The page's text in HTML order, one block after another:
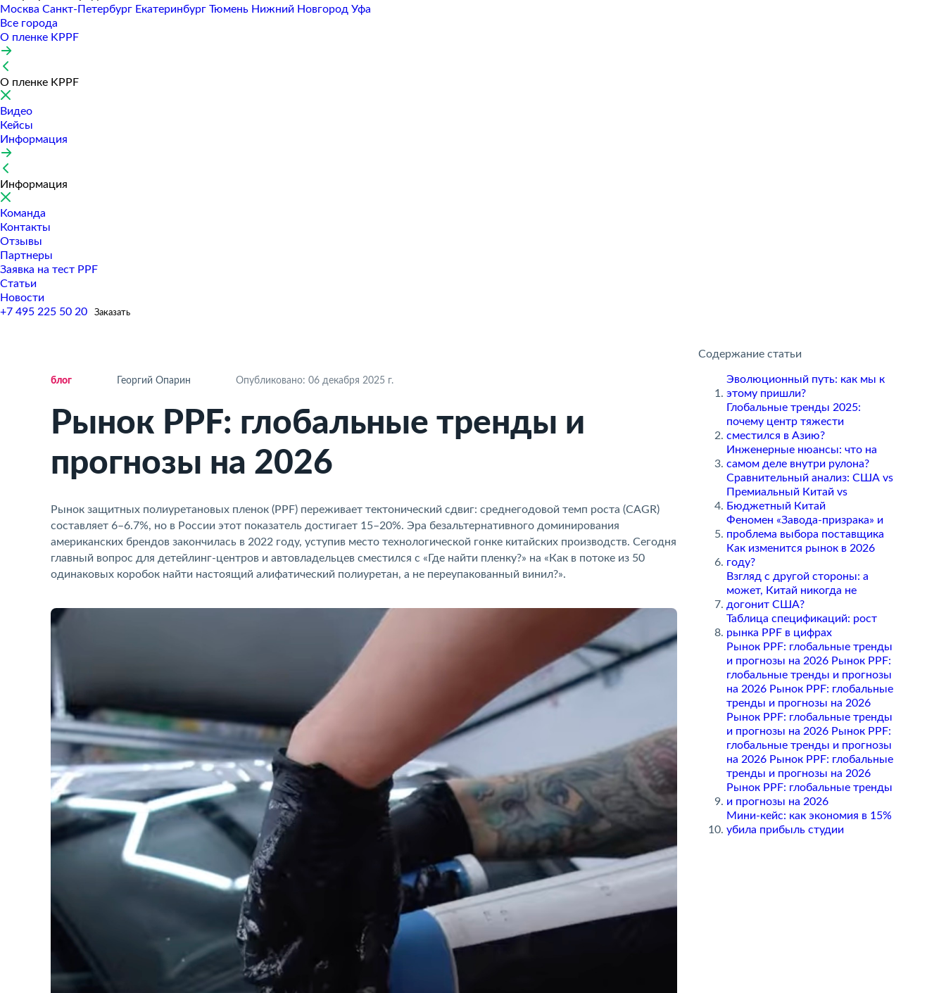
Москва Санкт-Петербур Екатеринбур Тюмень Нижний Новгород Уфа
Все города
О пленке KPPF
О пленке KPPF
Видео
Кейсы
Информация
Информация
Команда
Контакты
Отзывы
Партнеры
Заявка на тест PPF
Статьи
Новости
+7 495 225 50 20
Заказать
ло Георгий Опарин Опубликовано: 06 декабря 2025 г.
Рынок PPF: глобальные тренды и
прогнозы на 2026
Рынок защитных полиуретановых пленок (PPF) переживает тектонический сдвиг: среднегодовой темп роста (CAGR)
составляет 6–6.7%, но в России этот показатель достигает 15–20%. Эра безальтернативного доминирования
американских брендов закончилась в 2022 году, уступив место технологической гонке китайских производств. Сегодня
лавный вопрос для детейлинг-центров и автовладельцев сместился с «Где найти пленку?» на «Как в потоке из 50
одинаковых коробок найти настоящий алифатический полиуретан, а не переупакованный винил?».
Содержание статьи
Эволюционный путь: как мы к
этому пришли?
Глобальные тренды 2025:
почему центр тяжести
сместился в Азию?
Инженерные нюансы: что на
самом деле внутри рулона?
Сравнительный анализ: США vs
Премиальный Китай vs
Бюджетный Китай
Феномен «Завода-призрака» и
проблема выбора поставщика
Как изменится рынок в 2026
оду?
Взгляд с другой стороны: а
может, Китай никогда не
догонит США?
Таблица спецификаций: рост
рынка PPF в цифрах
Рынок PPF: глобальные тренды
и прогнозы на 2026 Рынок PPF:
лобальные тренды и прогнозы
на 2026 Рынок PPF: глобальные
тренды и прогнозы на 2026
Рынок PPF: глобальные тренды
и прогнозы на 2026 Рынок PPF:
лобальные тренды и прогнозы
на 2026 Рынок PPF: глобальные
тренды и прогнозы на 2026
Рынок PPF: глобальные тренды
и прогнозы на 2026
Мини-кейс: как экономия в 15%
убила прибыль студии